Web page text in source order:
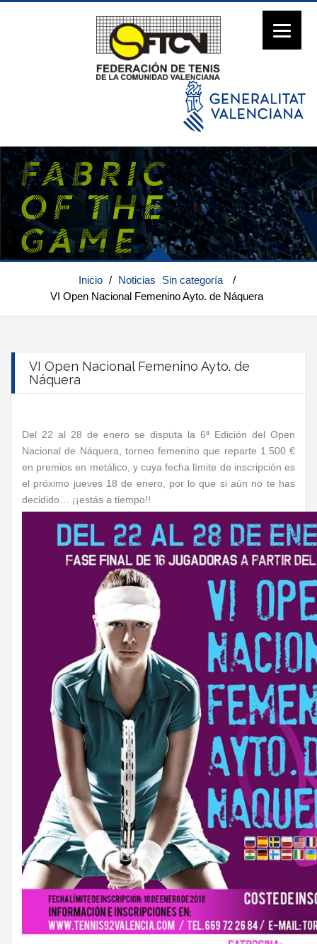
Inicio / Noticias Sin categoría
/
VI Open Nacional Femenino Ayto. de Náquera
VI Open Nacional Femenino Ayto. de
Náquera
Del 22 al 28 de enero se disputa la 6ª Edición del Open
Nacional de Náquera, torneo femenino que reparte 1.500 €
en premios en metálico, y cuya fecha límite de inscripción es
el próximo jueves 18 de enero, por lo que si aún no te has
decidido… ¡¡estás a tiempo!!